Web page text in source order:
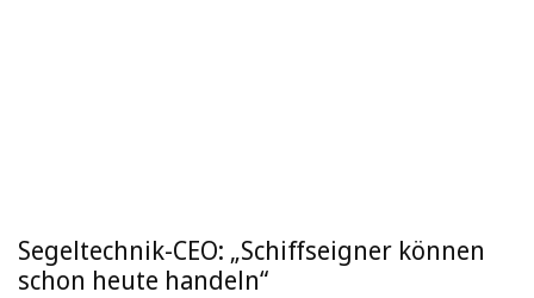
Segeltechnik-CEO: „Schiffseigner können
schon heute handeln“